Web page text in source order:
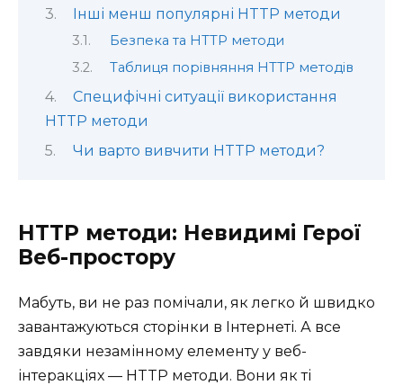
Інші менш популярні HTTP методи
Безпека та HTTP методи
Таблиця порівняння HTTP методів
Специфічні ситуації використання
HTTP методи
Чи варто вивчити HTTP методи?
HTTP методи: Невидимі Герої
Веб-простору
Мабуть, ви не раз помічали, як легко й швидко
завантажуються сторінки в Інтернеті. А все
завдяки незамінному елементу у веб-
інтеракціях — HTTP методи. Вони як ті